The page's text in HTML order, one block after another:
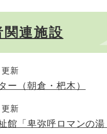
関連施設
新
ー（朝倉・杷木）
新
館「卑弥呼ロマンの